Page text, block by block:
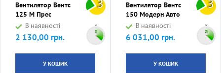
3
Вентилятор Вентс
125 М Прес
В наявності
Ціна
2 130,00 грн.
У КОШИК
3
Вентилятор Вентс
150 Модерн Авто
В наявності
Ціна
6 031,00 грн.
У КОШИК